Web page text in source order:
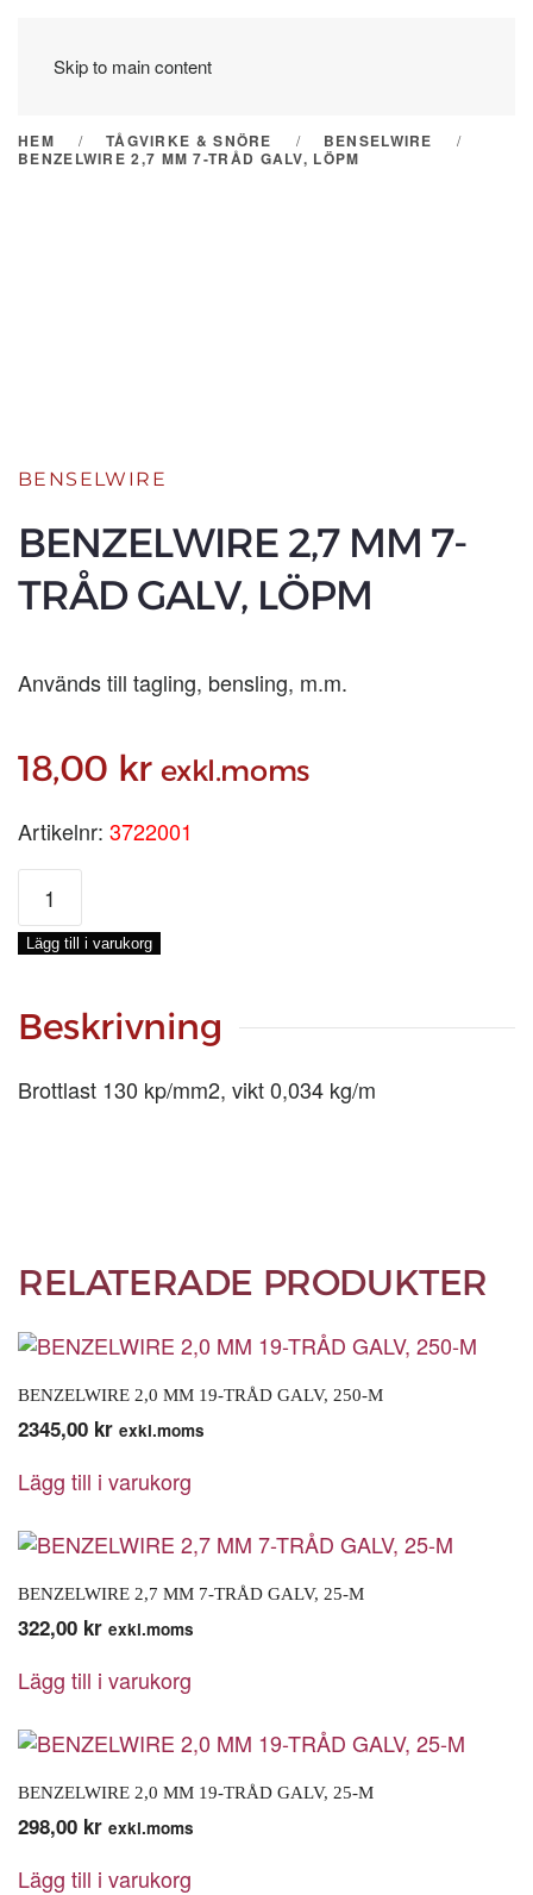
Skip to main content
HEM TÅGVIRKE & SNÖRE
BENSELWIRE
BENZELWIRE 2,7 MM 7-TRÅD GALV, LÖPM
BENSELWIRE
BENZELWIRE 2,7 MM 7-
TRÅD GALV, LÖPM
Används till tagling, bensling, m.m.
18,00 kr exkl.moms
Artikelnr: 3722001
BENZELWIRE
MM
7-
GALV,
LÖPM
Lägg till i varukorg
Beskrivning
Brottlast 130 kp/mm2, vikt 0,034 kg/m
RELATERADE PRODUKTER
BENZELWIRE 2,0 MM 19-TRÅD GALV, 250-M
2345,00 kr exkl.moms
Lägg till i varukorg
BENZELWIRE 2,7 MM 7-TRÅD GALV, 25-M
322,00 kr exkl.moms
Lägg till i varukorg
BENZELWIRE 2,0 MM 19-TRÅD GALV, 25-M
298,00 kr exkl.moms
Lägg till i varukorg